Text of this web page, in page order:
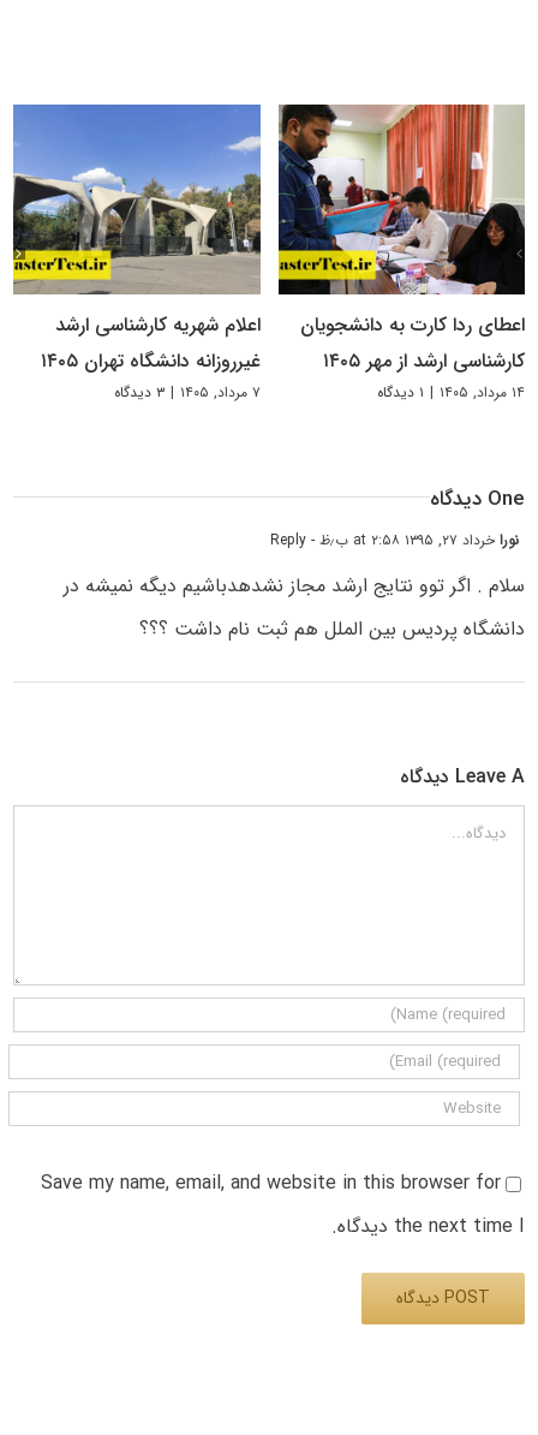
اعطای ردا کارت به دانشجویان
کارشناسی ارشد از مهر ۱۴۰۵
۱۴ مرداد, ۱۴۰۵ | ۱ دیدگاه
اعلام شهریه کارشناسی ارشد
غیرروزانه دانشگاه تهران ۱۴۰۵
۷ مرداد, ۱۴۰۵ | ۳ دیدگاه
One دیدگاه
نوراخرداد ۲۷, ۱۳۹۵ at ۲:۵۸ ب٫ظ - Reply
سلام . اگر توو نتایج ارشد مجاز نشدهدباشیم دیگه نمیشه در
دانشگاه پردیس بین الملل هم ثبت نام داشت ؟؟؟
Leave A دیدگاه
دیدگاه
Save my name, email, and website in this browser for
the next time I دیدگاه.